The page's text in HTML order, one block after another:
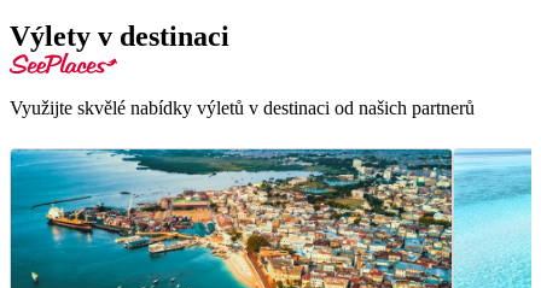
Výlety v destinaci
Využijte skvělé nabídky výletů v destinaci od našich partnerů